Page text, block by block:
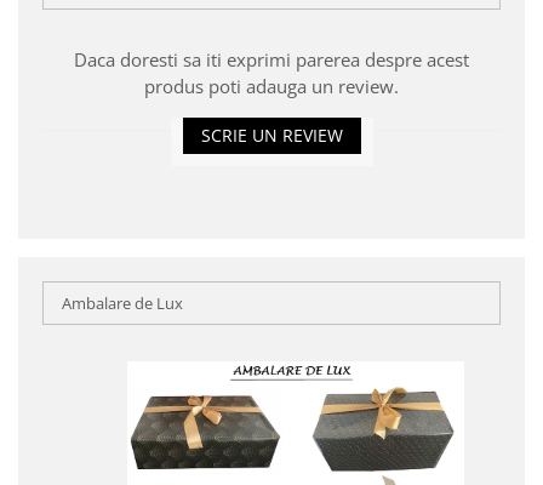
Daca doresti sa iti exprimi parerea despre acest
produs poti adauga un review.
SCRIE UN REVIEW
Ambalare de Lux